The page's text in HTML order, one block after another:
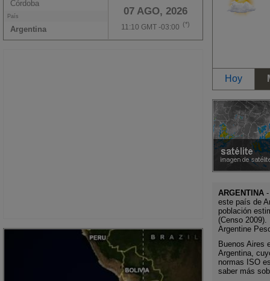
07 AGO, 2026
11:10 GMT -03:00 (*)
Córdoba
País
Argentina
Hoy
ARGENTINA
este país de
población
(Censo
Argentine
Buenos Aires
Argentina,
normas ISO
saber más